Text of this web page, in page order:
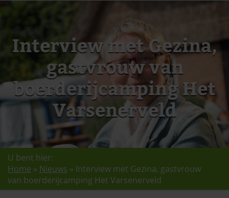
Interview met Gezina,
gastvrouw van
boerderijcamping Het
Varsenerveld
U bent hier:
Home » Nieuws » Interview met Gezina, gastvrouw
van boerderijcamping Het Varsenerveld